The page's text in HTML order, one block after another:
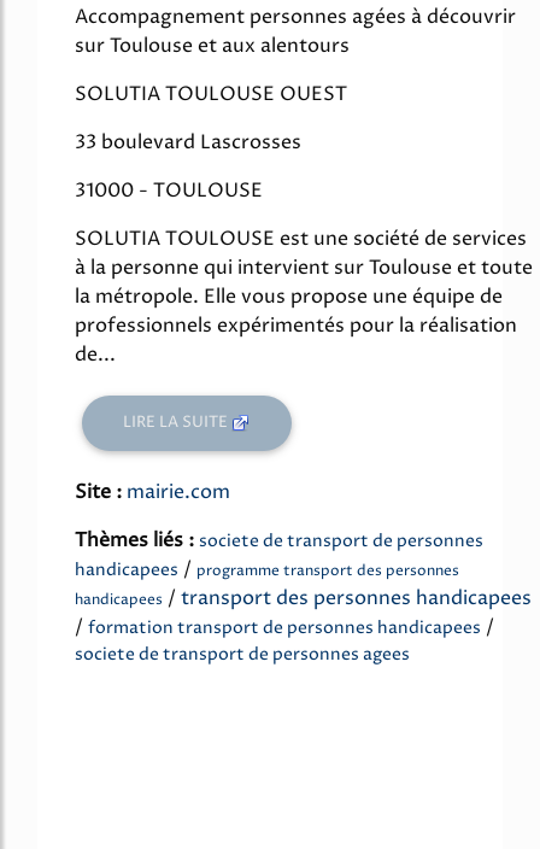
Accompagnement personnes agées à découvrir
sur Toulouse et aux alentours
SOLUTIA TOULOUSE OUEST
33 boulevard Lascrosses
31000 - TOULOUSE
SOLUTIA TOULOUSE est une société de services
à la personne qui intervient sur Toulouse et toute
la métropole. Elle vous propose une équipe de
professionnels expérimentés pour la réalisation
de...
LIRE LA SUITE
Site : mairie.com
Thèmes liés : societe de transport de personnes
handicapees / programme transport des personnes
handicapees / transport des personnes handicapees
/ formation transport de personnes handicapees /
societe de transport de personnes agees